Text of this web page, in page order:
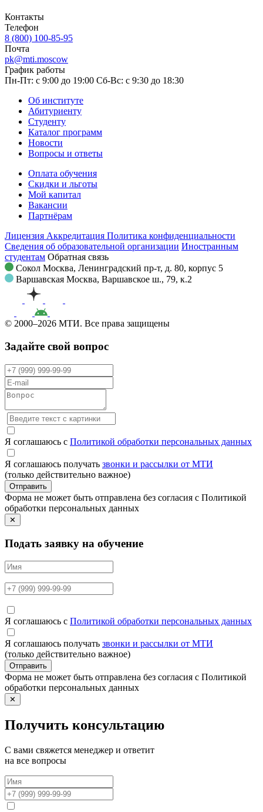
Контакты
Телефон
8 (800) 100-85-95
Почта
pk@mti.moscow
График работы
Пн-Пт: с 9:00 до 19:00 Сб-Вс: с 9:30 до 18:30
Об институте
Абитуриенту
Студенту
Каталог программ
Новости
Вопросы и ответы
Оплата обучения
Скидки и льготы
Мой капитал
Вакансии
Партнёрам
Лицензия Аккредитация Политика конфиденциальности
Сведения об образовательной организации Иностранным
студентам Обратная связь
Сокол Москва, Ленинградский пр-т, д. 80, корпус 5
Варшавская Москва, Варшавское ш., 79, к.2
© 2000–2026 МТИ. Все права защищены
Задайте свой вопрос
Я соглашаюсь с Политикой обработки персональных данных
Я соглашаюсь получать звонки и рассылки от МТИ
(только действительно важное)
Отправить
Форма не может быть отправлена без согласия с Политикой
обработки персональных данных
✕
Подать заявку на обучение
Я соглашаюсь с Политикой обработки персональных данных
Я соглашаюсь получать звонки и рассылки от МТИ
(только действительно важное)
Отправить
Форма не может быть отправлена без согласия с Политикой
обработки персональных данных
✕
Получить консультацию
С вами свяжется менеджер и ответит
на все вопросы